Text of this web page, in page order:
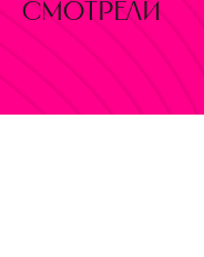
смотрели